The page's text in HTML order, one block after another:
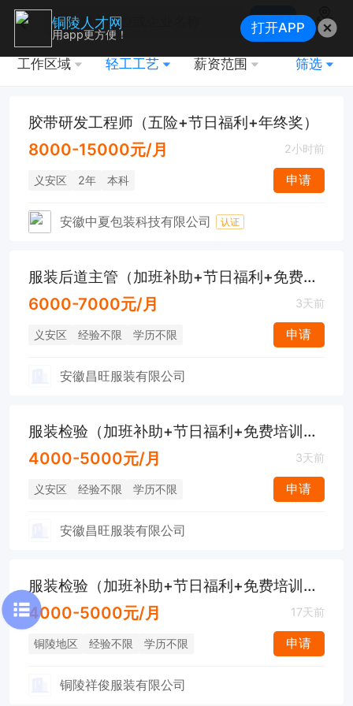
搜索
地图
工作区域 轻工工艺 薪资范围 筛选
胶带研发工程师（五险+节日福利+年终奖）
8000-15000元/月 2小时前
义安区 2年 本科 申请
安徽中夏包装科技有限公司 认证
服装后道主管（加班补助+节日福利+免费培训+晋升空间）
6000-7000元/月 3天前
义安区 经验不限 学历不限 申请
安徽昌旺服装有限公司
服装检验（加班补助+节日福利+免费培训+晋升空间）
4000-5000元/月 3天前
义安区 经验不限 学历不限 申请
安徽昌旺服装有限公司
服装检验（加班补助+节日福利+免费培训+晋升空间）
4000-5000元/月 17天前
铜陵地区 经验不限 学历不限 申请
铜陵祥俊服装有限公司
铜陵人才网
用app更方便！ 打开APP